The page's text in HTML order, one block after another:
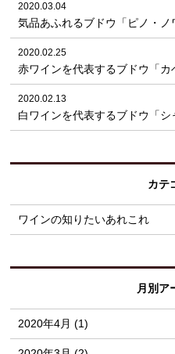
2020.03.04
気品あふれるブドウ「ピノ・ノ
2020.02.25
赤ワインを代表するブドウ「カ
2020.02.13
白ワインを代表するブドウ「シ
カテ
ワインの知りたいあれこれ
月別ア
2020年4月 (1)